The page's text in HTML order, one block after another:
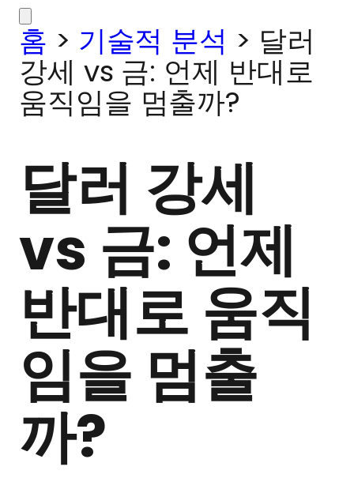
홈 > 기술적 분석 > 달러
강세 vs 금: 언제 반대로
움직임을 멈출까?
달러 강세
vs 금: 언제
반대로 움직
임을 멈출
까?